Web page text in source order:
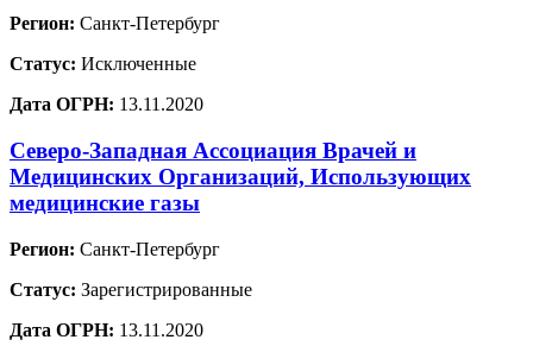
Регион: Санкт-Петербург
Статус: Исключенные
Дата ОГРН: 13.11.2020
Северо-Западная Ассоциация Врачей и
Медицинских Организаций, Использующих
медицинские газы
Регион: Санкт-Петербург
Статус: Зарегистрированные
Дата ОГРН: 13.11.2020